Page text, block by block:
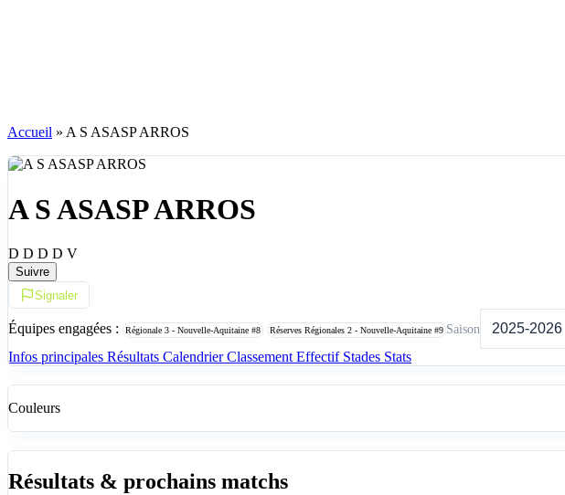
Accueil » A S ASASP ARROS
A S ASASP ARROS
D D D D V
Suivre
Signaler
Équipes engagées : Régionale 3 - Nouvelle-Aquitaine #8 Réserves Régionales 2 - Nouvelle-Aquitaine #9 Saison
Infos principales Résultats CalendrierClassement Effectif Stades Stats
Couleurs
Résultats & prochains matchs